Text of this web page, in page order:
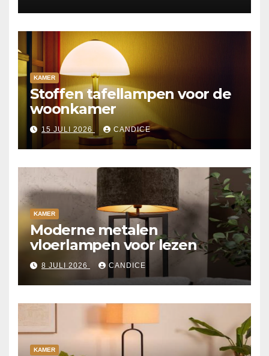
KAMER
Stoffen tafellampen voor de
woonkamer
15 JULI 2026 CANDICE
KAMER
Moderne metalen
vloerlampen voor lezen
8 JULI 2026 CANDICE
KAMER